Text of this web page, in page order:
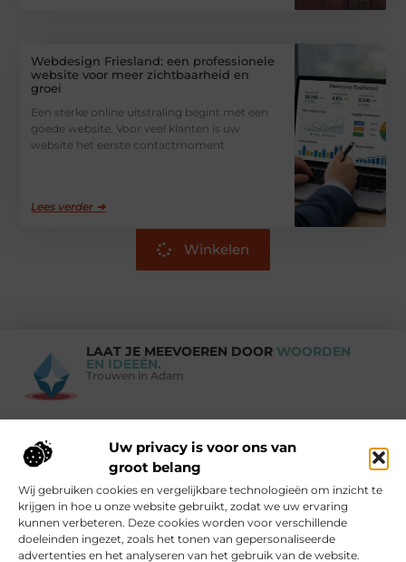
Uw privacy is voor ons van
groot belang
Wij gebruiken cookies en vergelijkbare technologieën om inzicht te
krijgen in hoe u onze website gebruikt, zodat we uw ervaring
kunnen verbeteren. Deze cookies worden voor verschillende
doeleinden ingezet, zoals het tonen van gepersonaliseerde
advertenties en het analyseren van het gebruik van de website.
Webdesign Friesland: een professionele
website voor meer zichtbaarheid en
groei
Een sterke online uitstraling begint met een
goede website. Voor veel klanten is uw
website het eerste contactmoment
Lees verder ➜
Winkelen
LAAT JE MEEVOEREN DOOR WOORDEN
EN IDEEËN.
Trouwen in Adam
Vind Ons Hier :
Beroemdheden Uit de Media Partners Over ons